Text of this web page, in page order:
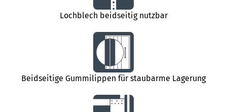
Lochblech beidseitig nutzbar
Beidseitige Gummilippen für staubarme Lagerung